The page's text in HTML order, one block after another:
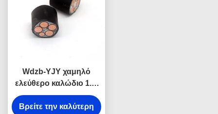
Wdzb-YJY χαμηλό
ελεύθερο καλώδιο 1.5-
630mm2 μονωμένο
μέγεθος 3×10mm2
Βρείτε την καλύτερη